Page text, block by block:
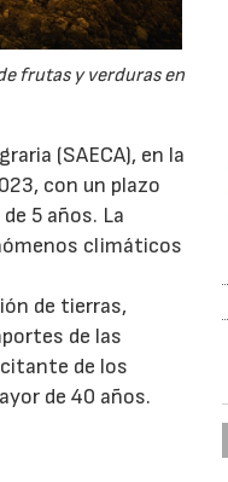
frutas y verduras en
(SAECA), en la
con un plazo
5 años. La
climáticos
de tierras,
de las
de los
de 40 años.
29/07/2026